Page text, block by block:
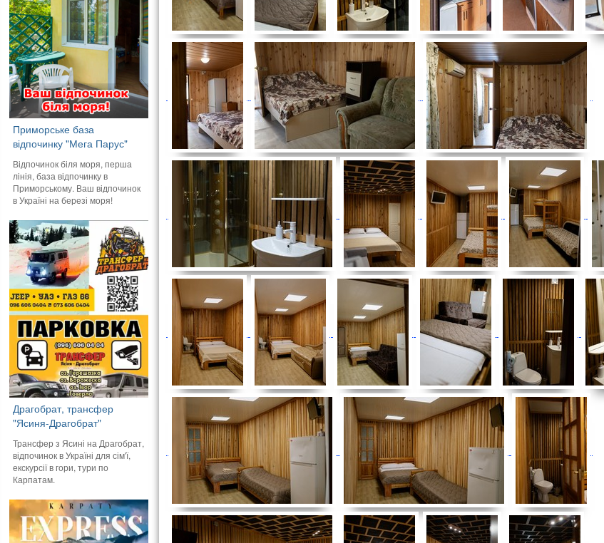
Приморське база
відпочинку "Мега Парус"
Відпочинок біля моря, перша
лінія, база відпочинку в
Приморському. Ваш відпочинок
в Україні на березі моря!
Драгобрат, трансфер
"Ясиня-Драгобрат"
Трансфер з Ясині на Драгобрат,
відпочинок в Україні для сім'ї,
екскурсії в гори, тури по
Карпатам.